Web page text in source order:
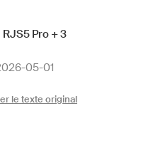
Pro + 3
05-01
le texte original